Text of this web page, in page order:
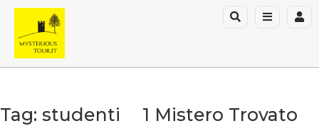
Tag: studenti 1 Mistero Trovato